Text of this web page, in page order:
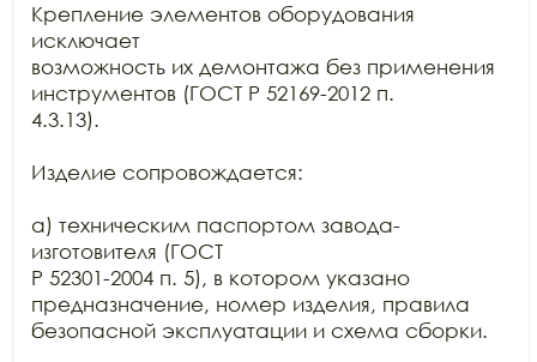
Крепление элементов оборудования
исключает
возможность их демонтажа без применения
инструментов (ГОСТ Р 52169-2012 п.
4.3.13).
Изделие сопровождается:
а) техническим паспортом завода-
изготовителя (ГОСТ
Р 52301-2004 п. 5), в котором указано
предназначение, номер изделия, правила
безопасной эксплуатации и схема сборки.